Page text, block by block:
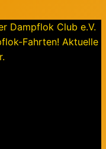
Dampflok Club e.V.
Fahrten! Aktuelle